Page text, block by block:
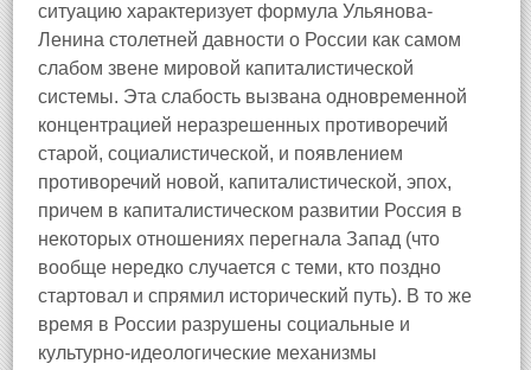
ситуацию характеризует формула Ульянова-
Ленина столетней давности о России как самом
слабом звене мировой капиталистической
системы. Эта слабость вызвана одновременной
концентрацией неразрешенных противоречий
старой, социалистической, и появлением
противоречий новой, капиталистической, эпох,
причем в капиталистическом развитии Россия в
некоторых отношениях перегнала Запад (что
вообще нередко случается с теми, кто поздно
стартовал и спрямил исторический путь). В то же
время в России разрушены социальные и
культурно-идеологические механизмы